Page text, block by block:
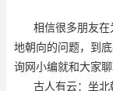
相信很多朋友
地朝向的问题，到
询网小编就和大家聊
古人有云：坐